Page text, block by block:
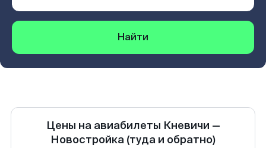
Найти
Цены на авиабилеты Кневичи —
Новостройка (туда и обратно)